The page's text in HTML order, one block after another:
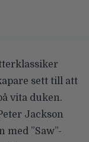
sett till att
vita duken.
Jackson
”Saw”-